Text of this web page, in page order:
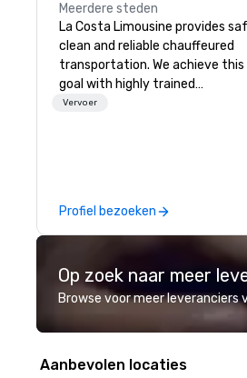
Meerdere steden
La Costa Limousine provides
clean and reliable chauffeured
transportation. We achieve this
goal with highly trained
chauffeurs, the newest vehicles
perfectly maintained fleet of
model luxury vehicles to the
professional team of
and support staff; you will know
Costa Limousine.
Vervoer
Profiel bezoeken
Op zoek naar meer
Browse voor meer
Aanbevolen locaties